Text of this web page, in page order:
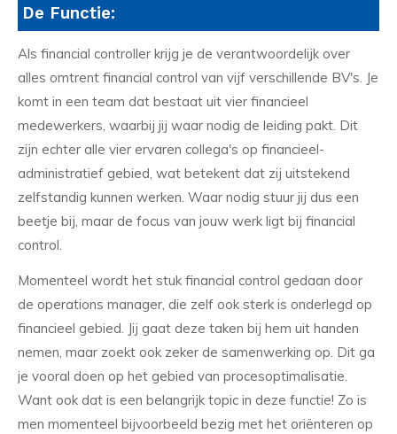
De Functie:
Als financial controller krijg je de verantwoordelijk over
alles omtrent financial control van vijf verschillende BV's. Je
komt in een team dat bestaat uit vier financieel
medewerkers, waarbij jij waar nodig de leiding pakt. Dit
zijn echter alle vier ervaren collega's op financieel-
administratief gebied, wat betekent dat zij uitstekend
zelfstandig kunnen werken. Waar nodig stuur jij dus een
beetje bij, maar de focus van jouw werk ligt bij financial
control.
Momenteel wordt het stuk financial control gedaan door
de operations manager, die zelf ook sterk is onderlegd op
financieel gebied. Jij gaat deze taken bij hem uit handen
nemen, maar zoekt ook zeker de samenwerking op. Dit ga
je vooral doen op het gebied van procesoptimalisatie.
Want ook dat is een belangrijk topic in deze functie! Zo is
men momenteel bijvoorbeeld bezig met het oriënteren op